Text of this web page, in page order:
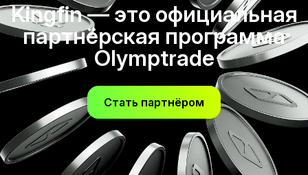
Kingfin — это официальная
партнёрская программа
Olymptrade
Стать партнёром